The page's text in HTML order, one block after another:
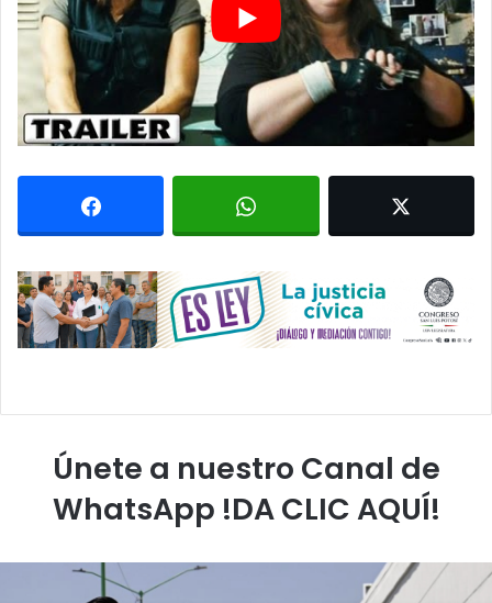
Únete a nuestro Canal de
WhatsApp !DA CLIC AQUÍ!